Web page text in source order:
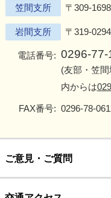
笠間支所 〒309-
岩間支所 〒319-
電話番号: 0296-77-
(友部・笠
内からは
FAX番号: 0296-78-
ご意見・ご質問